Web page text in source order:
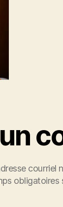
courriel